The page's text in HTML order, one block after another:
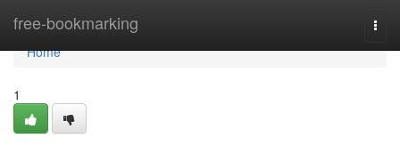
free-bookmarking
Home
Home
1